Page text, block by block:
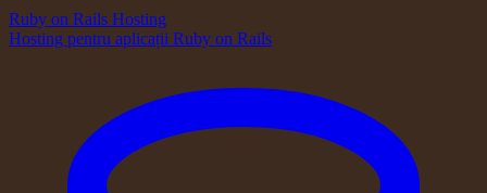
Ruby on Rails Hosting
Hosting pentru aplicații Ruby on Rails